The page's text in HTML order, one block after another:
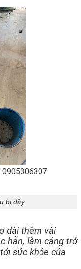
0905306307
bị đầy
dài thêm vài
hẵn, làm cảng trở
sức khỏe của